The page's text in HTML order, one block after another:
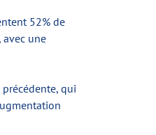
52% de
une
qui